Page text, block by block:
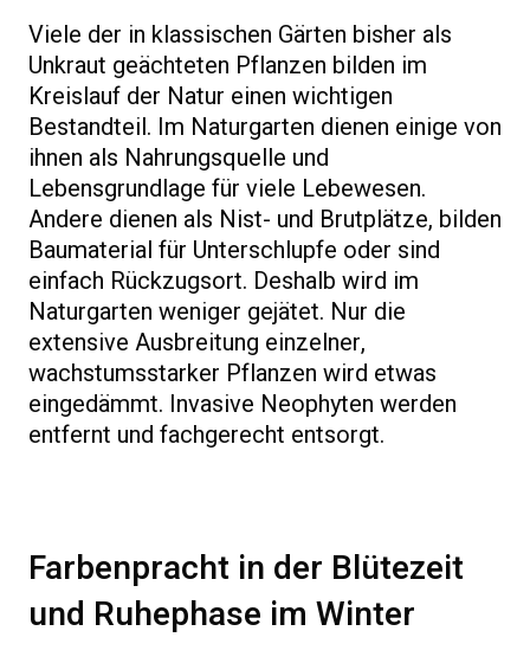
Viele der in klassischen Gärten bisher als
Unkraut geächteten Pflanzen bilden im
Kreislauf der Natur einen wichtigen
Bestandteil. Im Naturgarten dienen einige von
ihnen als Nahrungsquelle und
Lebensgrundlage für viele Lebewesen.
Andere dienen als Nist- und Brutplätze, bilden
Baumaterial für Unterschlupfe oder sind
einfach Rückzugsort. Deshalb wird im
Naturgarten weniger gejätet. Nur die
extensive Ausbreitung einzelner,
wachstumsstarker Pflanzen wird etwas
eingedämmt. Invasive Neophyten werden
entfernt und fachgerecht entsorgt.
Farbenpracht in der Blütezeit
und Ruhephase im Winter